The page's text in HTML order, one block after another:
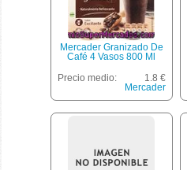
Mercader Granizado De
Café 4 Vasos 800 Ml
Precio medio:
1.8 €
Mercader